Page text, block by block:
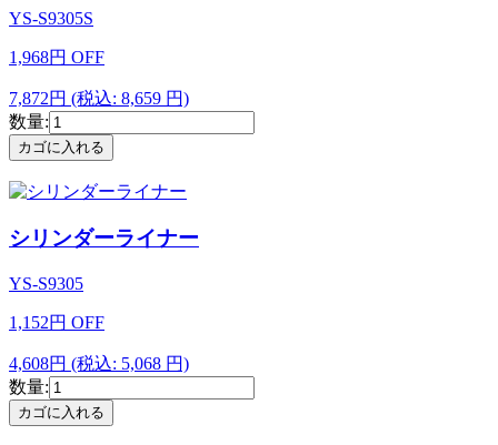
YS-S9305S
1,968円 OFF
7,872円 (税込: 8,659 円)
数量:
シリンダーライナー
YS-S9305
1,152円 OFF
4,608円 (税込: 5,068 円)
数量: